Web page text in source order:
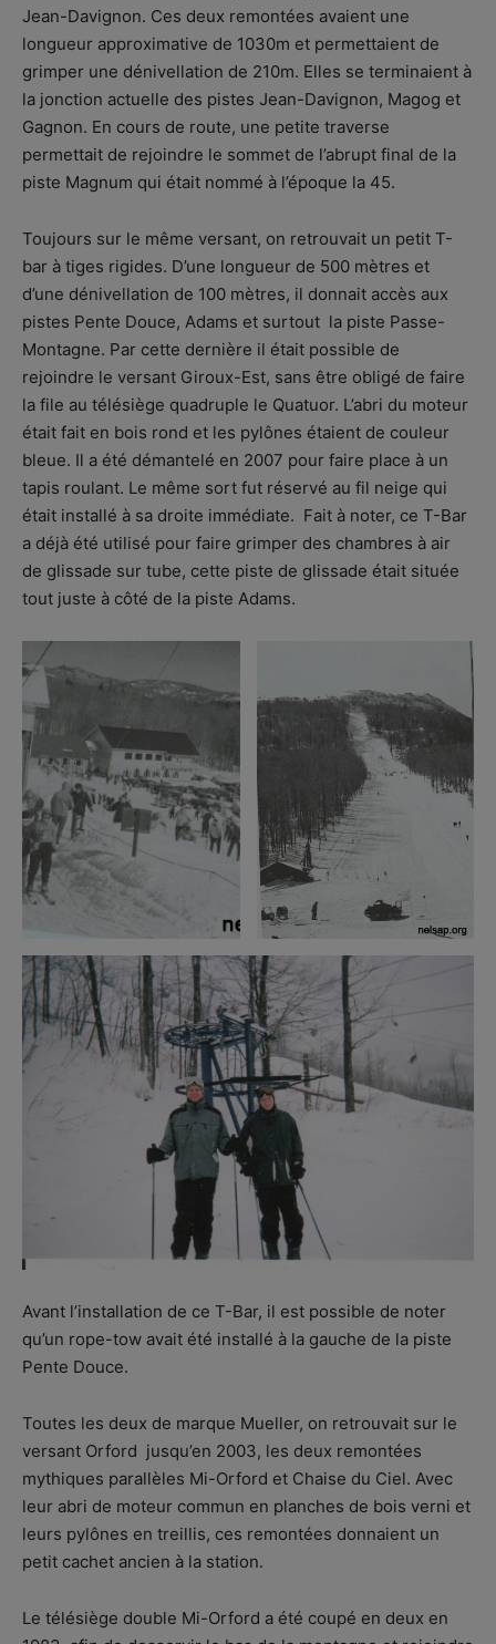
Jean-Davignon. Ces deux remontées avaient une
longueur approximative de 1030m et permettaient de
grimper une dénivellation de 210m. Elles se terminaient à
la jonction actuelle des pistes Jean-Davignon, Magog et
Gagnon. En cours de route, une petite traverse
permettait de rejoindre le sommet de l’abrupt final de la
piste Magnum qui était nommé à l’époque la 45.
Toujours sur le même versant, on retrouvait un petit T-
bar à tiges rigides. D’une longueur de 500 mètres et
d’une dénivellation de 100 mètres, il donnait accès aux
pistes Pente Douce, Adams et surtout la piste Passe-
Montagne. Par cette dernière il était possible de
rejoindre le versant Giroux-Est, sans être obligé de faire
la file au télésiège quadruple le Quatuor. L’abri du moteur
était fait en bois rond et les pylônes étaient de couleur
bleue. Il a été démantelé en 2007 pour faire place à un
tapis roulant. Le même sort fut réservé au fil neige qui
était installé à sa droite immédiate. Fait à noter, ce T-Bar
a déjà été utilisé pour faire grimper des chambres à air
de glissade sur tube, cette piste de glissade était située
tout juste à côté de la piste Adams.
Avant l’installation de ce T-Bar, il est possible de noter
qu’un rope-tow avait été installé à la gauche de la piste
Pente Douce.
Toutes les deux de marque Mueller, on retrouvait sur le
versant Orford jusqu’en 2003, les deux remontées
mythiques parallèles Mi-Orford et Chaise du Ciel. Avec
leur abri de moteur commun en planches de bois verni et
leurs pylônes en treillis, ces remontées donnaient un
petit cachet ancien à la station.
Le télésiège double Mi-Orford a été coupé en deux en